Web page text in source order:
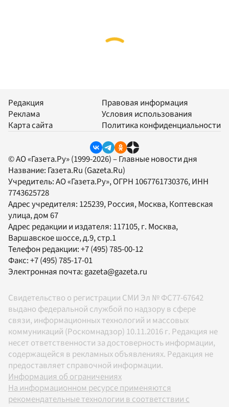
Редакция
Реклама
Карта сайта
Правовая информация
Условия использования
Политика конфиденциальности
© АО «Газета.Ру» (1999-2026) – Главные новости дня
Название: Газета.Ru (Gazeta.Ru)
Учредитель:АО «Газета.Ру», ОГРН 1067761730376, ИНН
7743625728
Адрес учредителя: 125239, Россия, Москва, Коптевская
улица, дом 67
Адрес редакции и издателя: 117105, г. Москва,
Варшавское шоссе, д.9, стр.1
Телефон редакции:+7 (495) 785-00-12
Факс:+7 (495) 785-17-01
Электронная почта:gazeta@gazeta.ru
Свидетельство о регистрации СМИ Эл № ФС77-67642
выдано федеральной службой по надзору в сфере
связи, информационных технологий и массовых
коммуникаций (Роскомнадзор) 10.11.2016 г. Редакция не
несет ответственности за достоверность информации,
содержащейся в рекламных объявлениях. Редакция не
предоставляет справочной информации.
Информация об ограничениях
На информационном ресурсе применяются
рекомендательные технологии в соответствии с